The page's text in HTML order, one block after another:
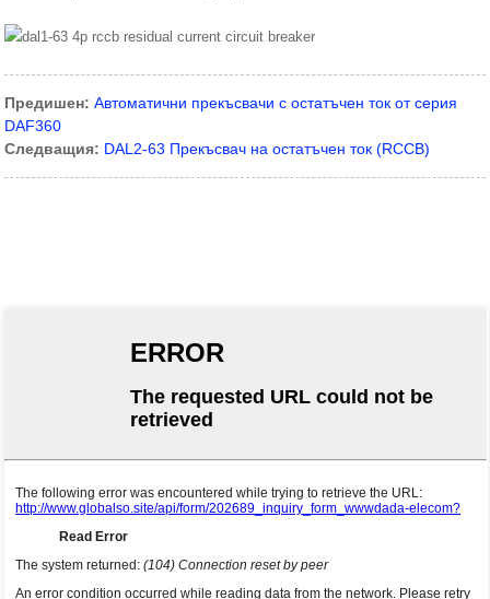
Предишен: Автоматични прекъсвачи с остатъчен ток от серия
DAF360
Следващия: DAL2-63 Прекъсвач на остатъчен ток (RCCB)